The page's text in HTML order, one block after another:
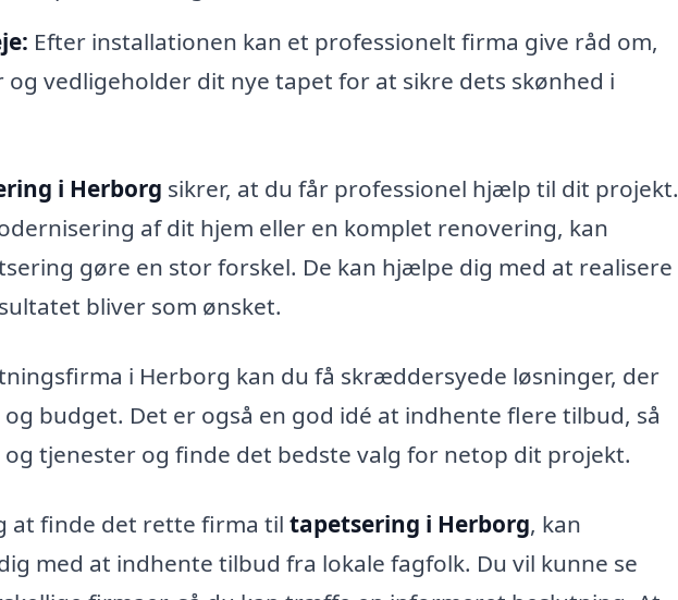
Efter installationen kan et professionelt firma give råd om,
vedligeholder dit nye tapet for at sikre dets skønhed i
i Herborg sikrer, at du får professionel hjælp til dit projekt.
af dit hjem eller en komplet renovering, kan
gøre en stor forskel. De kan hjælpe dig med at realisere
bliver som ønsket.
i Herborg kan du få skræddersyede løsninger, der
budget. Det er også en god idé at indhente flere tilbud, så
tjenester og finde det bedste valg for netop dit projekt.
at finde det rette firma til tapetsering i Herborg, kan
med at indhente tilbud fra lokale fagfolk. Du vil kunne se